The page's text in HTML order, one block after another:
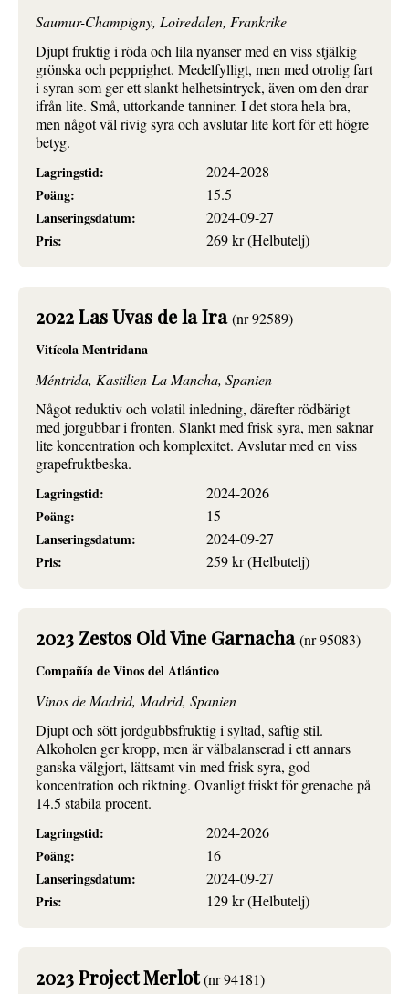
Saumur-Champigny, Loiredalen, Frankrike
Djupt fruktig i röda och lila nyanser med en viss stjälkig
grönska och pepprighet. Medelfylligt, men med otrolig fart
i syran som ger ett slankt helhetsintryck, även om den drar
ifrån lite. Små, uttorkande tanniner. I det stora hela bra,
men något väl rivig syra och avslutar lite kort för ett högre
betyg.
Lagringstid:
2024-2028
Poäng:
15.5
Lanseringsdatum:
2024-09-27
Pris:
269 kr (Helbutelj)
2022 Las Uvas de la Ira(nr 92589)
Vitícola Mentridana
Méntrida, Kastilien-La Mancha, Spanien
Något reduktiv och volatil inledning, därefter rödbärigt
med jorgubbar i fronten. Slankt med frisk syra, men saknar
lite koncentration och komplexitet. Avslutar med en viss
grapefruktbeska.
Lagringstid:
2024-2026
Poäng:
15
Lanseringsdatum:
2024-09-27
Pris:
259 kr (Helbutelj)
2023 Zestos Old Vine Garnacha(nr 95083)
Compañía de Vinos del Atlántico
Vinos de Madrid, Madrid, Spanien
Djupt och sött jordgubbsfruktig i syltad, saftig stil.
Alkoholen ger kropp, men är välbalanserad i ett annars
ganska välgjort, lättsamt vin med frisk syra, god
koncentration och riktning. Ovanligt friskt för grenache på
14.5 stabila procent.
Lagringstid:
2024-2026
Poäng:
16
Lanseringsdatum:
2024-09-27
Pris:
129 kr (Helbutelj)
2023 Project Merlot(nr 94181)